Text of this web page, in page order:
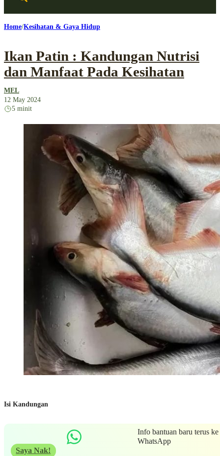
Home Kesihatan & Gaya Hidup
Ikan Patin : Kandungan Nutrisi
dan Manfaat Pada Kesihatan
MEL
12 May 2024
5 minit
Isi Kandungan
Info bantuan baru terus ke
WhatsApp
Saya Nak!